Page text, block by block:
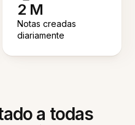
2 M
Notas creadas
diariamente
a todas